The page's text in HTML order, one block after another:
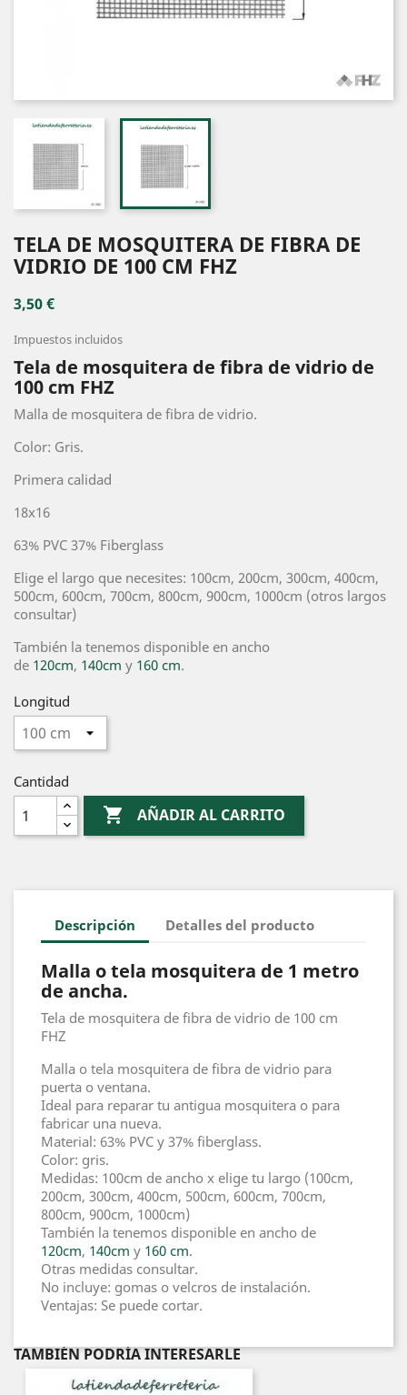
TELA DE MOSQUITERA DE FIBRA DE
VIDRIO DE 100 CM FHZ
3,50 €
Impuestos incluidos
Tela de mosquitera de fibra de vidrio de
100 cm FHZ
Malla de mosquitera de fibra de vidrio.
Color: Gris.
Primera calidad
18x16
63% PVC 37% Fiberglass
Elige el largo que necesites: 100cm, 200cm, 300cm, 400cm,
500cm, 600cm, 700cm, 800cm, 900cm, 1000cm (otros largos
consultar)
También la tenemos disponible en ancho
de 120cm, 140cm y 160 cm.
Longitud
Cantidad
 AÑADIR AL CARRITO
Descripción Detalles del producto
Malla o tela mosquitera de 1 metro
de ancha.
Tela de mosquitera de fibra de vidrio de 100 cm
FHZ
Malla o tela mosquitera de fibra de vidrio para
puerta o ventana.
Ideal para reparar tu antigua mosquitera o para
fabricar una nueva.
Material: 63% PVC y 37% fiberglass.
Color: gris.
Medidas: 100cm de ancho x elige tu largo (100cm,
200cm, 300cm, 400cm, 500cm, 600cm, 700cm,
800cm, 900cm, 1000cm)
También la tenemos disponible en ancho de
120cm, 140cm y 160 cm.
Otras medidas consultar.
No incluye: gomas o velcros de instalación.
Ventajas: Se puede cortar.
TAMBIÉN PODRÍA INTERESARLE